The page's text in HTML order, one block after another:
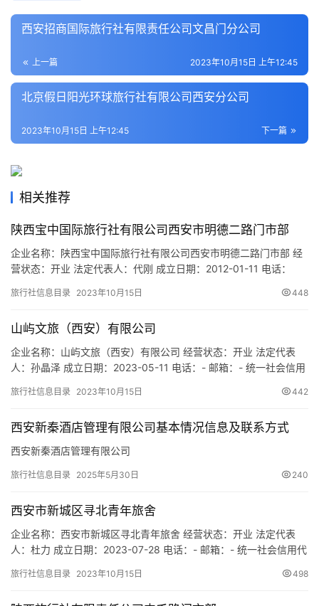
游
之
家
本
生
活
旅
游
城
西安招商国际旅行社有限责任公司文昌门分公司
上一篇 2023年10月15日 上午12:45
北京假日阳光环球旅行社有限公司西安分公司
下一篇
2023年10月15日 上午12:45
相关推荐
陕西宝中国际旅行社有限公司西安市明德二路门市部
企业名称：陕西宝中国际旅行社有限公司西安市明德二路门市部 经
营状态：开业 法定代表人：代刚 成立日期：2012-01-11 电话：
91610135MA6U33BT7M 注册地址：西安市雁塔区明德门小区30
游客提…
旅行社信息目录 2023年10月15日 448
山屿文旅（西安）有限公司
企业名称：山屿文旅（西安）有限公司 经营状态：开业 法定代表
人：孙晶泽 成立日期：2023-05-11 电话：- 邮箱：- 统一社会信用
塔西路161号世纪经典大厦A座1807室 网址：- 经营范围：一般项
型客车租赁经营服务；会议…
旅行社信息目录 2023年10月15日 442
西安新秦酒店管理有限公司基本情况信息及联系方式
西安新秦酒店管理有限公司
旅行社信息目录 2025年5月30日 240
西安市新城区寻北青年旅舍
企业名称：西安市新城区寻北青年旅舍 经营状态：开业 法定代表
人：杜力 成立日期：2023-07-28 电话：- 邮箱：- 统一社会信用代
座901号 网址：- 经营范围：一般项目：旅行社服务网点旅游招徕、
旅行社信息目录 2023年10月15日 498